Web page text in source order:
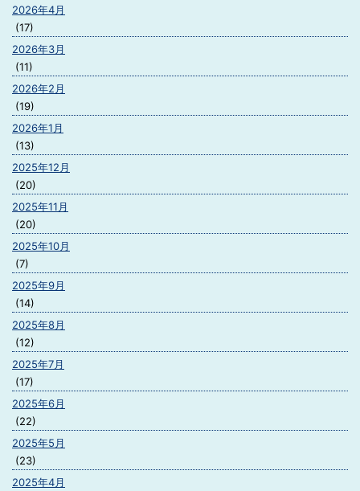
2026年4月
(17)
2026年3月
(11)
2026年2月
(19)
2026年1月
(13)
2025年12月
(20)
2025年11月
(20)
2025年10月
(7)
2025年9月
(14)
2025年8月
(12)
2025年7月
(17)
2025年6月
(22)
2025年5月
(23)
2025年4月